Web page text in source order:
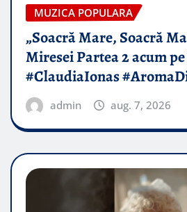
MUZICA POPULARA
„Soacră Mare, Soacră
Miresei Partea 2 acum
#ClaudiaIonas
admin aug. 7, 2026